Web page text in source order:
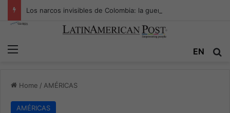
EN
Home / AMÉRICAS
AMÉRICAS